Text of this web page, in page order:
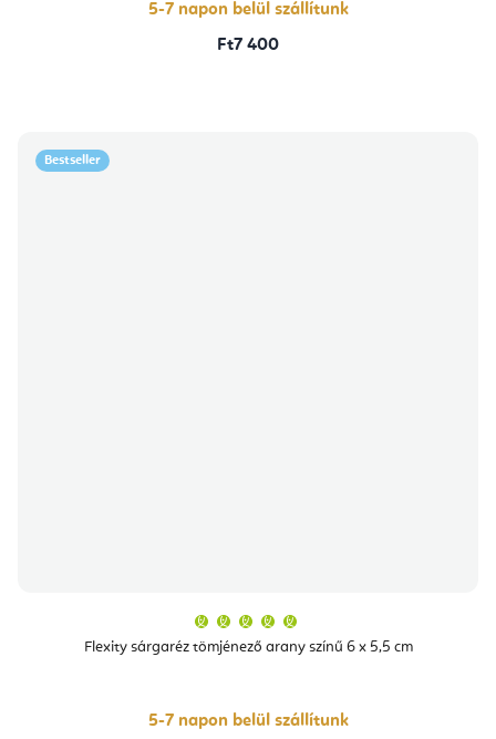
5-7 napon belül szállítunk
Ft7 400
Bestseller
Flexity sárgaréz tömjénező arany színű 6 x 5,5 cm
átlagos
értékelése
csillag.
5-7 napon belül szállítunk